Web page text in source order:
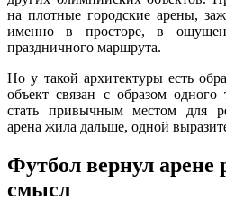
на плотные городские арены,
именно в просторе, в
праздничного маршрута.
Но у такой архитектуры есть
объект связан с образом
стать привычным местом для
арена жила дальше, одной
Футбол вернул арене
смысл